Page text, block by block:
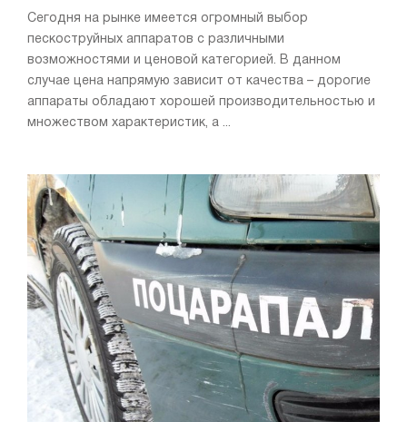
Сегодня на рынке имеется огромный выбор
пескоструйных аппаратов с различными
возможностями и ценовой категорией. В данном
случае цена напрямую зависит от качества – дорогие
аппараты обладают хорошей производительностью и
множеством характеристик, а ...